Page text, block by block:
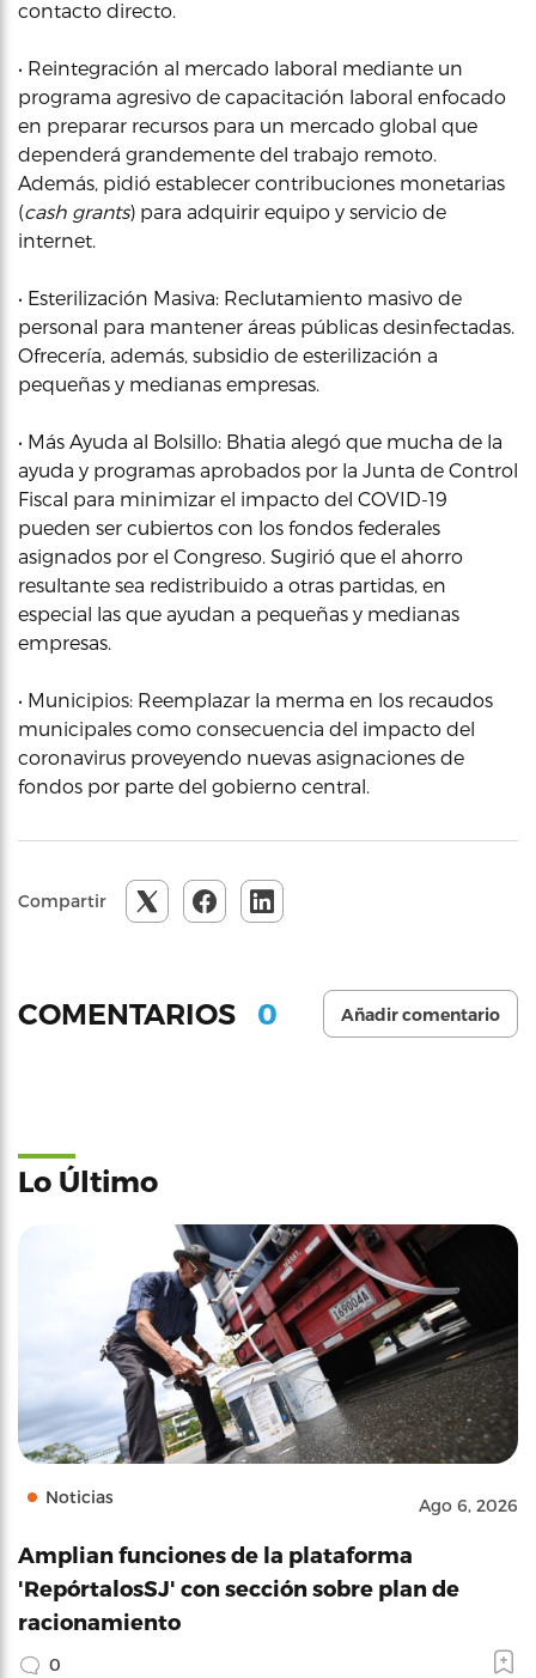
contacto directo.
• Reintegración al mercado laboral mediante un
programa agresivo de capacitación laboral enfocado
en preparar recursos para un mercado global que
dependerá grandemente del trabajo remoto.
Además, pidió establecer contribuciones monetarias
(cash grants) para adquirir equipo y servicio de
internet.
• Esterilización Masiva: Reclutamiento masivo de
personal para mantener áreas públicas desinfectadas.
Ofrecería, además, subsidio de esterilización a
pequeñas y medianas empresas.
• Más Ayuda al Bolsillo: Bhatia alegó que mucha de la
ayuda y programas aprobados por la Junta de Control
Fiscal para minimizar el impacto del COVID-19
pueden ser cubiertos con los fondos federales
asignados por el Congreso. Sugirió que el ahorro
resultante sea redistribuido a otras partidas, en
especial las que ayudan a pequeñas y medianas
empresas.
• Municipios: Reemplazar la merma en los recaudos
municipales como consecuencia del impacto del
coronavirus proveyendo nuevas asignaciones de
fondos por parte del gobierno central.
Compartir
COMENTARIOS 0 Añadir comentario
Lo Último
Noticias Ago 6, 2026
Amplian funciones de la plataforma
'RepórtalosSJ' con sección sobre plan de
racionamiento
0